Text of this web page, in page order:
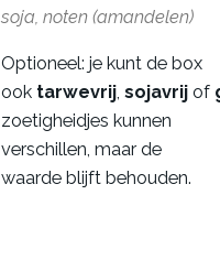
soja, noten (amandelen)
Optioneel: je kunt de box
ook tarwevrij, sojavrij of
zoetigheidjes kunnen
verschillen, maar de
waarde blijft behouden.